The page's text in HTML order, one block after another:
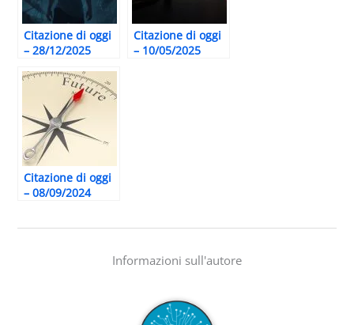
Citazione di oggi
– 28/12/2025
Citazione di oggi
– 10/05/2025
Citazione di oggi
– 08/09/2024
Informazioni sull'autore